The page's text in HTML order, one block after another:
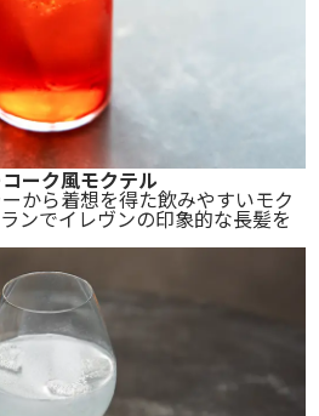
ーク風モクテル
から着想を得た飲みやすいモク
ンでイレヴンの印象的な長髪を